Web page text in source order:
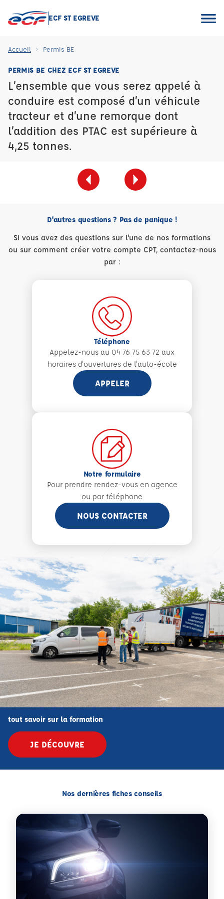
ECF ST EGREVE
Accueil Permis BE
PERMIS BE CHEZ ECF ST EGREVE
L’ensemble que vous serez appelé à
conduire est composé d’un véhicule
tracteur et d’une remorque dont
l’addition des PTAC est supérieure à
4,25 tonnes.
D'autres questions ? Pas de panique !
Si vous avez des questions sur l'une de nos formations
ou sur comment créer votre compte CPT, contactez-nous
par :
Téléphone
Appelez-nous au 04 76 75 63 72 aux
horaires d'ouvertures de l'auto-école
APPELER
Notre formulaire
Pour prendre rendez-vous en agence
ou par téléphone
NOUS CONTACTER
tout savoir sur la formation
JE DÉCOUVRE
Nos dernières fiches conseils